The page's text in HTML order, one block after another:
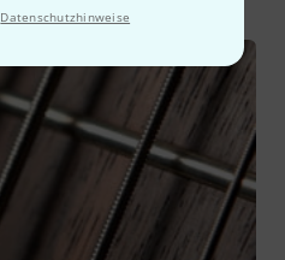
Datenschutzhinweise